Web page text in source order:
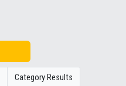
Category Results